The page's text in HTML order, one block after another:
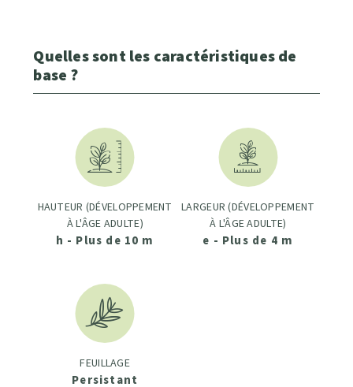
Quelles sont les caractéristiques de
base ?
HAUTEUR (DÉVELOPPEMENT
À L'ÂGE ADULTE)
h - Plus de 10 m
LARGEUR (DÉVELOPPEMENT
À L'ÂGE ADULTE)
e - Plus de 4 m
FEUILLAGE
Persistant